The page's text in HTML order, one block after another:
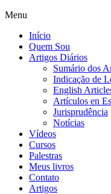
Menu
Início
Quem Sou
Artigos Diários
Sumário dos
Indicação de
English
Artículos en
Jurisprudência
Notícias
Vídeos
Cursos
Palestras
Meus livros
Contato
Artigos